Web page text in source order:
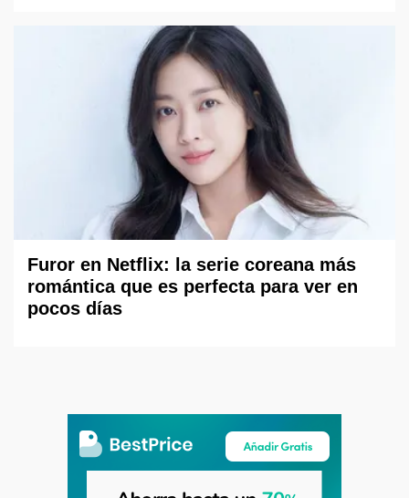
Furor en Netflix: la serie coreana más
romántica que es perfecta para ver en
pocos días